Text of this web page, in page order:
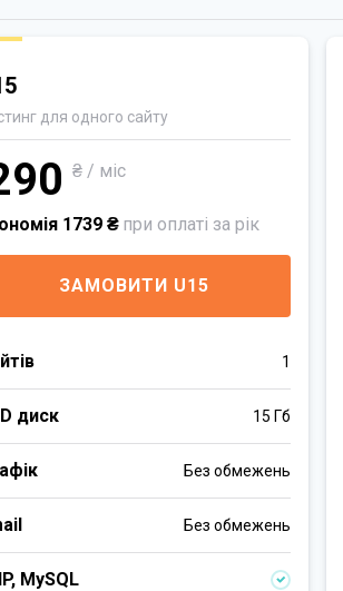
для одного сайту
₴ / міс
1739 ₴ при оплаті за рік
ЗАМОВИТИ U15
1
диск 15 Гб
Без обмежень
Без обмежень
MySQL